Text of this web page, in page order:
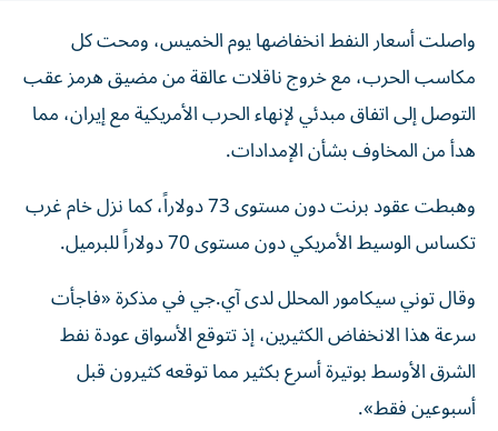
واصلت أسعار النفط انخفاضها يوم الخميس، ومحت كل
مكاسب الحرب، مع خروج ناقلات عالقة من مضيق هرمز عقب
‌التوصل إلى اتفاق مبدئي لإنهاء الحرب الأمريكية مع إيران، مما
هدأ ​من المخاوف ⁠بشأن الإمدادات.
وهبطت عقود برنت دون مستوى 73 دولاراً، كما نزل خام غرب
تكساس الوسيط الأمريكي دون مستوى 70 دولاراً للبرميل.
وقال توني سيكامور المحلل لدى آي.جي في مذكرة «فاجأت
سرعة هذا الانخفاض الكثيرين، إذ تتوقع الأسواق عودة نفط
الشرق الأوسط بوتيرة أسرع بكثير مما توقعه كثيرون قبل
أسبوعين فقط».